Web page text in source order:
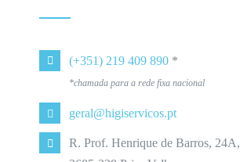
(+351) 219 409 890 *
*chamada para a rede fixa nacional
geral@higiservicos.pt
R. Prof. Henrique de Barros, 24A,